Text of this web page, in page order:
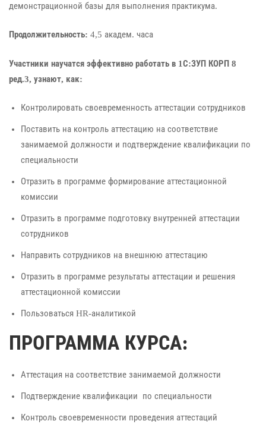
демонстрационной базы для выполнения практикума.
Продолжительность: 4,5 академ. часа
Участники научатся эффективно работать в 1С:ЗУП КОРП 8
ред.3, узнают, как:
Контролировать своевременность аттестации сотрудников
Поставить на контроль аттестацию на соответствие
занимаемой должности и подтверждение квалификации по
специальности
Отразить в программе формирование аттестационной
комиссии
Отразить в программе подготовку внутренней аттестации
сотрудников
Направить сотрудников на внешнюю аттестацию
Отразить в программе результаты аттестации и решения
аттестационной комиссии
Пользоваться HR-аналитикой
ПРОГРАММА КУРСА:
Аттестация на соответствие занимаемой должности
Подтверждение квалификации по специальности
Контроль своевременности проведения аттестаций